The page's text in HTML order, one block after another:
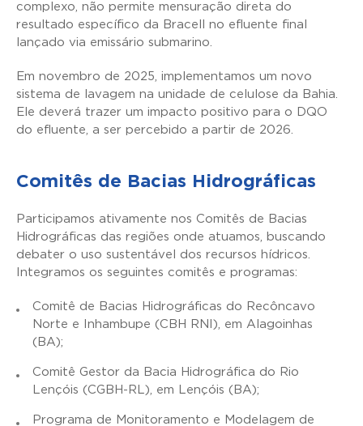
complexo, não permite mensuração direta do
resultado específico da Bracell no efluente final
lançado via emissário submarino.
Em novembro de 2025, implementamos um novo
sistema de lavagem na unidade de celulose da Bahia.
Ele deverá trazer um impacto positivo para o DQO
do efluente, a ser percebido a partir de 2026.
Comitês de Bacias Hidrográficas
Participamos ativamente nos Comitês de Bacias
Hidrográficas das regiões onde atuamos, buscando
debater o uso sustentável dos recursos hídricos.
Integramos os seguintes comitês e programas:
Comitê de Bacias Hidrográficas do Recôncavo
Norte e Inhambupe (CBH RNI), em Alagoinhas
(BA);
Comitê Gestor da Bacia Hidrográfica do Rio
Lençóis (CGBH-RL), em Lençóis (BA);
Programa de Monitoramento e Modelagem de